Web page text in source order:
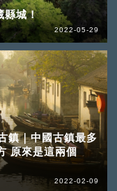
縣城！
2022-05-29
鎮｜中國古鎮最多
原來是這兩個
2022-02-09